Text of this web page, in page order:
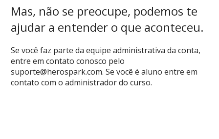
Mas, não se preocupe, podemos te
ajudar a entender o que aconteceu.
Se você faz parte da equipe administrativa da conta,
entre em contato conosco pelo
suporte@herospark.com. Se você é aluno entre em
contato com o administrador do curso.